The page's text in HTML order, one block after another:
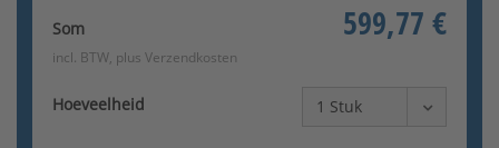
Montage aan de zijkant
Som 599,77 €
incl. BTW, plus Verzendkosten
Hoeveelheid